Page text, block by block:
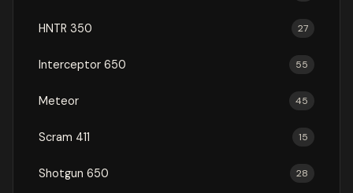
HNTR 350 27
Interceptor 650 55
Meteor 45
Scram 411 15
Shotgun 650 28